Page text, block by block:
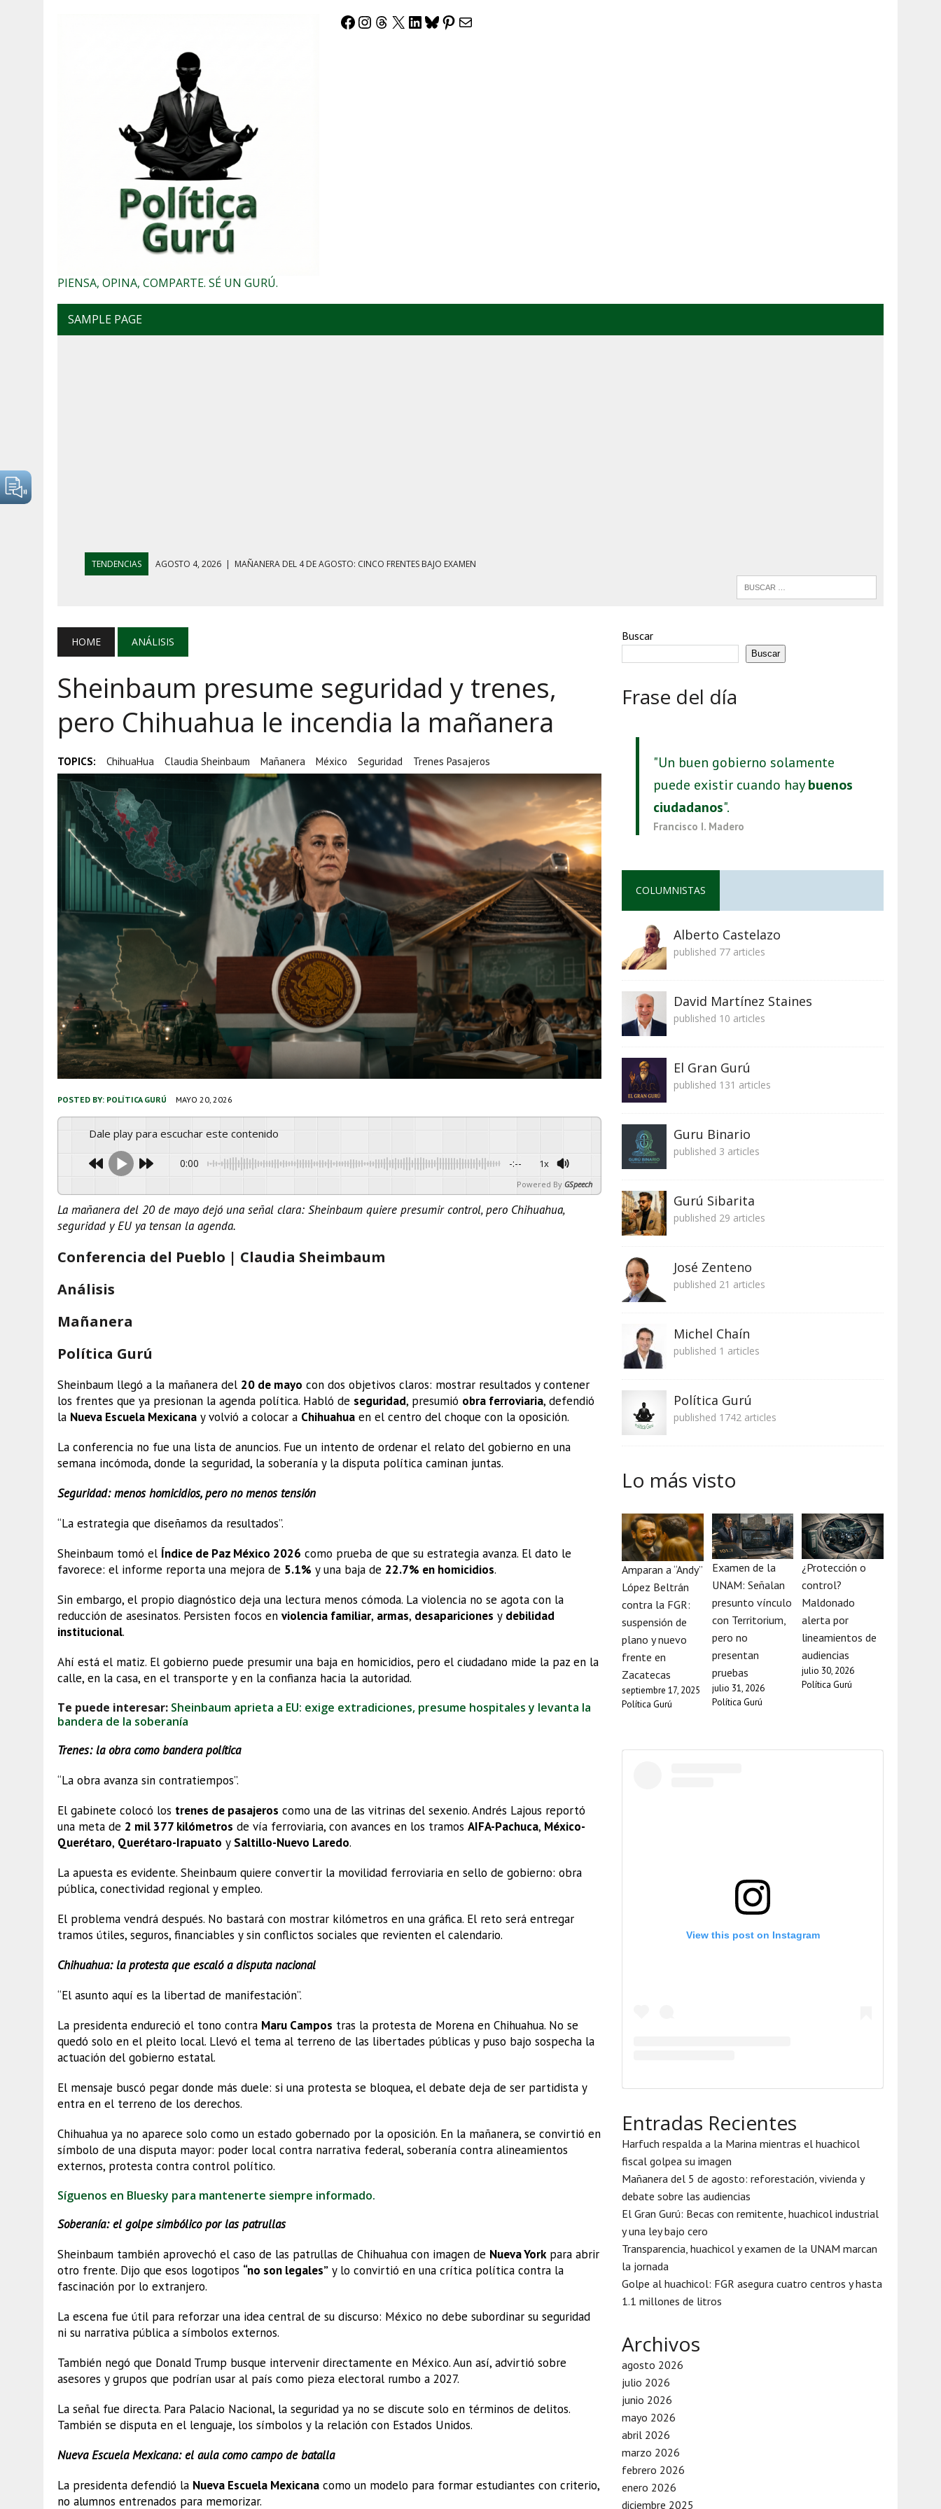
PIENSA, OPINA, COMPARTE. SÉ UN GURÚ.
Facebook
Instagram
Threads
X LinkedIn
Bluesky
Pinterest
Correo electrónico
SAMPLE PAGE
TENDENCIAS AGOSTO 4, 2026 | MAÑANERA DEL 4 DE AGOSTO: CINCO FRENTES BAJO EXAMEN
AGOSTO 5, 2026
AGOSTO 5, 2026 | TRANSPARENCIA, HUACHICOL Y EXAMEN DE LA UNAM MARCAN LA JORNADA
AGOSTO 5, 2026
GOLPE AL HUACHICOL: FGR ASEGURA CUATRO CENTROS Y HASTA 1.1 MILLONES DE LITROS
HOME ANÁLISIS
Sheinbaum presume seguridad y trenes,
pero Chihuahua le incendia la mañanera
TOPICS: ChihuaHua Claudia Sheinbaum Mañanera México Seguridad Trenes Pasajeros
POSTED BY: POLÍTICA GURÚ MAYO 20, 2026
Dale play para escuchar este contenido
0:00 -:-- 1x
Powered By GSpeech
La mañanera del 20 de mayo dejó una señal clara: Sheinbaum quiere presumir control, pero Chihuahua,
seguridad y EU ya tensan la agenda.
Conferencia del Pueblo | Claudia Sheimbaum
Análisis
Mañanera
Política Gurú
Sheinbaum llegó a la mañanera del 20 de mayo con dos objetivos claros: mostrar resultados y contener
los frentes que ya presionan la agenda política. Habló de seguridad, presumió obra ferroviaria, defendió
la Nueva Escuela Mexicana y volvió a colocar a Chihuahua en el centro del choque con la oposición.
La conferencia no fue una lista de anuncios. Fue un intento de ordenar el relato del gobierno en una
semana incómoda, donde la seguridad, la soberanía y la disputa política caminan juntas.
Seguridad: menos homicidios, pero no menos tensión
“La estrategia que diseñamos da resultados”.
Sheinbaum tomó el Índice de Paz México 2026 como prueba de que su estrategia avanza. El dato le
favorece: el informe reporta una mejora de 5.1% y una baja de 22.7% en homicidios.
Sin embargo, el propio diagnóstico deja una lectura menos cómoda. La violencia no se agota con la
reducción de asesinatos. Persisten focos en violencia familiar, armas, desapariciones y debilidad
institucional.
Ahí está el matiz. El gobierno puede presumir una baja en homicidios, pero el ciudadano mide la paz en la
calle, en la casa, en el transporte y en la confianza hacia la autoridad.
Te puede interesar: Sheinbaum aprieta a EU: exige extradiciones, presume hospitales y levanta la
bandera de la soberanía
Trenes: la obra como bandera política
“La obra avanza sin contratiempos”.
El gabinete colocó los trenes de pasajeros como una de las vitrinas del sexenio. Andrés Lajous reportó
una meta de 2 mil 377 kilómetros de vía ferroviaria, con avances en los tramos AIFA-Pachuca, México-
Querétaro, Querétaro-Irapuato y Saltillo-Nuevo Laredo.
La apuesta es evidente. Sheinbaum quiere convertir la movilidad ferroviaria en sello de gobierno: obra
pública, conectividad regional y empleo.
El problema vendrá después. No bastará con mostrar kilómetros en una gráfica. El reto será entregar
tramos útiles, seguros, financiables y sin conflictos sociales que revienten el calendario.
Chihuahua: la protesta que escaló a disputa nacional
“El asunto aquí es la libertad de manifestación”.
La presidenta endureció el tono contra Maru Campos tras la protesta de Morena en Chihuahua. No se
quedó solo en el pleito local. Llevó el tema al terreno de las libertades públicas y puso bajo sospecha la
actuación del gobierno estatal.
El mensaje buscó pegar donde más duele: si una protesta se bloquea, el debate deja de ser partidista y
entra en el terreno de los derechos.
Chihuahua ya no aparece solo como un estado gobernado por la oposición. En la mañanera, se convirtió en
símbolo de una disputa mayor: poder local contra narrativa federal, soberanía contra alineamientos
externos, protesta contra control político.
Síguenos en Bluesky para mantenerte siempre informado.
Soberanía: el golpe simbólico por las patrullas
Sheinbaum también aprovechó el caso de las patrullas de Chihuahua con imagen de Nueva Yorkpara abrir
otro frente. Dijo que esos logotipos “no son legales” y lo convirtió en una crítica política contra la
fascinación por lo extranjero.
La escena fue útil para reforzar una idea central de su discurso: México no debe subordinar su seguridad
ni su narrativa pública a símbolos externos.
También negó que Donald Trump busque intervenir directamente en México. Aun así, advirtió sobre
asesores y grupos que podrían usar al país como pieza electoral rumbo a 2027.
La señal fue directa. Para Palacio Nacional, la seguridad ya no se discute solo en términos de delitos.
También se disputa en el lenguaje, los símbolos y la relación con Estados Unidos.
Nueva Escuela Mexicana: el aula como campo de batalla
La presidenta defendió la Nueva Escuela Mexicana como un modelo para formar estudiantes con criterio,
no alumnos entrenados para memorizar.
Buscar
Buscar
Frase del día
"Un buen gobierno solamente
puede existir cuando haybuenos
ciudadanos".
Francisco I. Madero
COLUMNISTAS
Alberto Castelazo
published 77 articles
David Martínez Staines
published 10 articles
El Gran Gurú
published 131 articles
Guru Binario
published 3 articles
Gurú Sibarita
published 29 articles
José Zenteno
published 21 articles
Michel Chaín
published 1 articles
Política Gurú
published 1742 articles
Lo más visto
Amparan a “Andy”
López Beltrán
contra la FGR:
suspensión de
plano y nuevo
frente en
Zacatecas
septiembre 17, 2025
Política Gurú
Examen de la
UNAM: Señalan
presunto vínculo
con Territorium,
pero no
presentan
pruebas
julio 31, 2026
Política Gurú
¿Protección o
control?
Maldonado
alerta por
lineamientos de
audiencias
julio 30, 2026
Política Gurú
View this post on Instagram
Entradas Recientes
Harfuch respalda a la Marina mientras el huachicol
fiscal golpea su imagen
Mañanera del 5 de agosto: reforestación, vivienda y
debate sobre las audiencias
El Gran Gurú: Becas con remitente, huachicol industrial
y una ley bajo cero
Transparencia, huachicol y examen de la UNAM marcan
la jornada
Golpe al huachicol: FGR asegura cuatro centros y hasta
1.1 millones de litros
Archivos
agosto 2026
julio 2026
junio 2026
mayo 2026
abril 2026
marzo 2026
febrero 2026
enero 2026
diciembre 2025